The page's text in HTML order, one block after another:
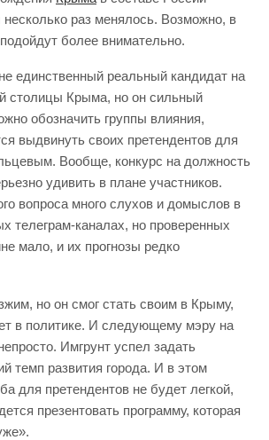
раз менялось. Возможно, в
более внимательно.
единственный реальный кандидат на
столицы Крыма, но он сильный
обозначить группы влияния,
выдвинуть своих претендентов для
Вообще, конкурс на должность
удивить в плане участников.
вопроса много слухов и домыслов в
телеграм-каналах, но проверенных
мало, и их прогнозы редко
но он смог стать своим в Крыму,
в политике. И следующему мэру на
Имгрунт успел задать
темп развития города. И в этом
для претендентов не будет легкой,
презентовать программу, которая